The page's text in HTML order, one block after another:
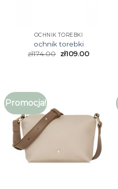
OCHNIK TOREBKI
ochnik torebki
zł174.00 zł109.00
Promocja!